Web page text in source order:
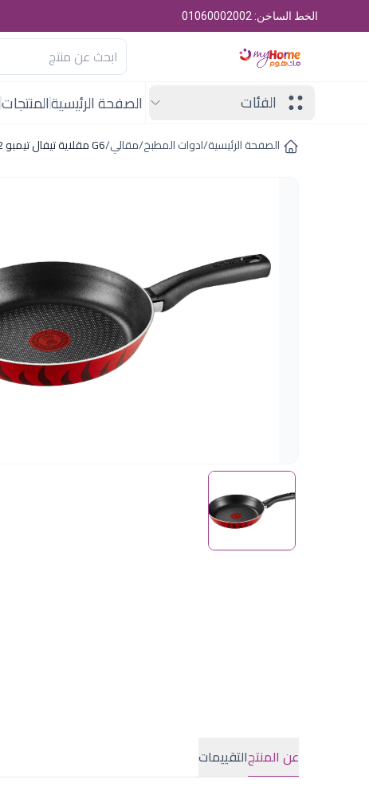
الخط الساخن: 01060002002
الفئات الصفحة الرئيسيةالمنتجات
الصفحة الرئيسية/ادوات المطبخ/مقالي/G6 مقلاية تيفال تيمبو 22
عن المنتجالتقييمات